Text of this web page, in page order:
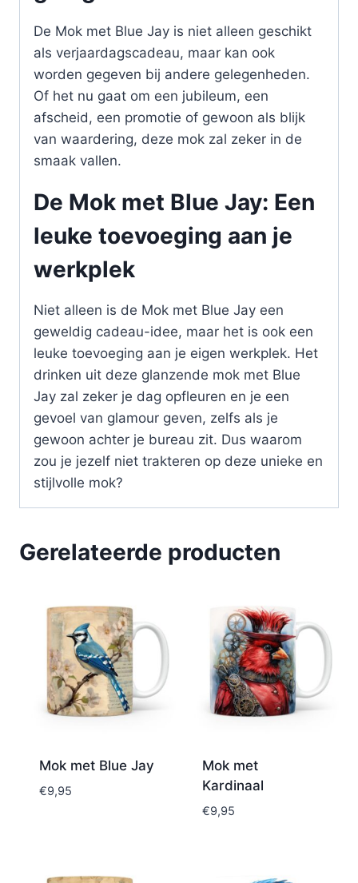
De Mok met Blue Jay is niet alleen geschikt
als verjaardagscadeau, maar kan ook
worden gegeven bij andere gelegenheden.
Of het nu gaat om een jubileum, een
afscheid, een promotie of gewoon als blijk
van waardering, deze mok zal zeker in de
smaak vallen.
De Mok met Blue Jay: Een
leuke toevoeging aan je
werkplek
Niet alleen is de Mok met Blue Jay een
geweldig cadeau-idee, maar het is ook een
leuke toevoeging aan je eigen werkplek. Het
drinken uit deze glanzende mok met Blue
Jay zal zeker je dag opfleuren en je een
gevoel van glamour geven, zelfs als je
gewoon achter je bureau zit. Dus waarom
zou je jezelf niet trakteren op deze unieke en
stijlvolle mok?
Gerelateerde producten
Mok met Blue Jay
€9,95
Mok met
Kardinaal
€9,95